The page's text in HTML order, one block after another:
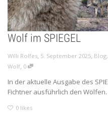
Wolf im SPIEGEL
Willi Rolfes, 5. September 2025, Blog,
Wolf, 0
In der aktuelle Ausgabe des
Fichtner ausführlich den Wölfen.
0 likes